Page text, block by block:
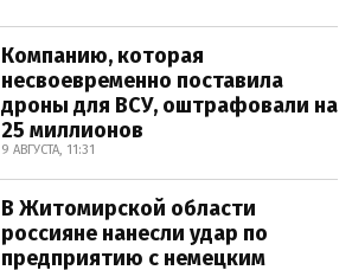
Компанию, которая
несвоевременно поставила
дроны для ВСУ, оштрафовали на
25 миллионов
9 АВГУСТА, 11:31
В Житомирской области
россияне нанесли удар по
предприятию с немецким